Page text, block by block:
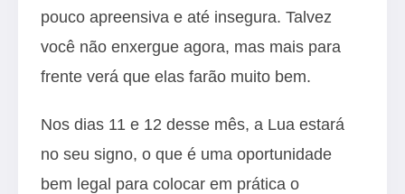
pouco apreensiva e até insegura. Talvez
você não enxergue agora, mas mais para
frente verá que elas farão muito bem.
Nos dias 11 e 12 desse mês, a Lua estará
no seu signo, o que é uma oportunidade
bem legal para colocar em prática o